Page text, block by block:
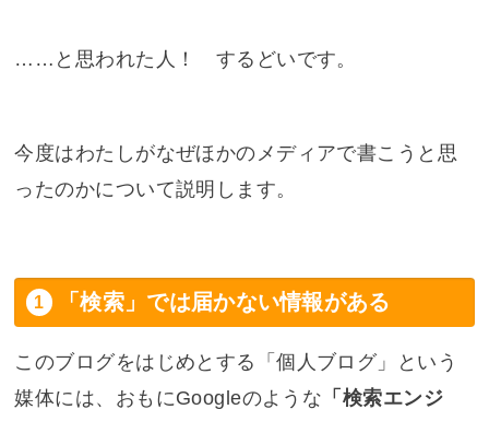
……と思われた人！ するどいです。
今度はわたしがなぜほかのメディアで書こうと思
ったのかについて説明します。
「検索」では届かない情報がある
このブログをはじめとする「個人ブログ」という
媒体には、おもにGoogleのような 「検索エンジ